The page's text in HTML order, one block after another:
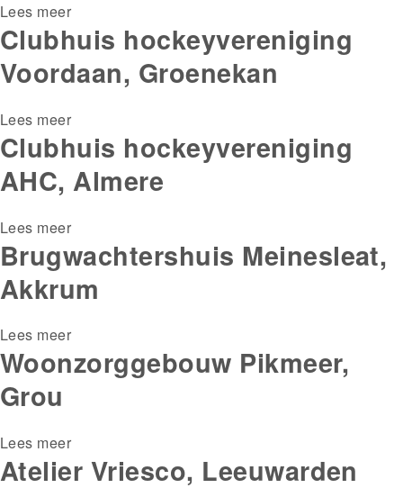
Lees meer
Clubhuis
Hercules
1882,
Clubhuis hockeyvereniging
Voordaan, Groenekan
Lees meer
Clubhuis
hockeyvereniging
Voordaan,
Clubhuis hockeyvereniging
AHC, Almere
Lees meer
Clubhuis
hockeyvereniging
AHC,
Brugwachtershuis Meinesleat,
Akkrum
Lees meer
Brugwachtershuis
Meinesleat,
Woonzorggebouw Pikmeer,
Grou
Lees meer
Woonzorggebouw
Pikmeer,
Atelier Vriesco, Leeuwarden